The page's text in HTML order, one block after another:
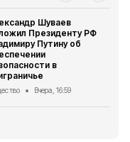
Шуваев
Президенту РФ
Путину об
в
Вчера, 16:59